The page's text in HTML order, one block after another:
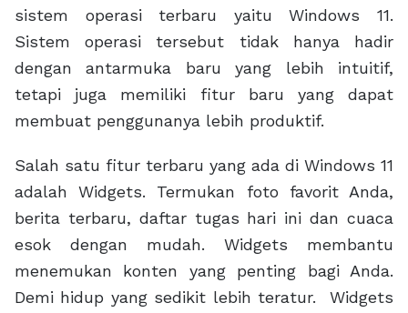
sistem operasi terbaru yaitu Windows 11.
Sistem operasi tersebut tidak hanya hadir
dengan antarmuka baru yang lebih intuitif,
tetapi juga memiliki fitur baru yang dapat
membuat penggunanya lebih produktif.
Salah satu fitur terbaru yang ada di Windows 11
adalah Widgets. Termukan foto favorit Anda,
berita terbaru, daftar tugas hari ini dan cuaca
esok dengan mudah. Widgets membantu
menemukan konten yang penting bagi Anda.
Demi hidup yang sedikit lebih teratur. Widgets